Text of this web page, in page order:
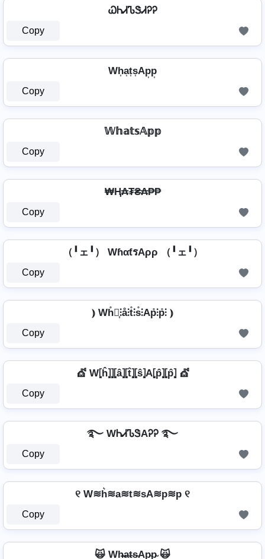
ᏇᏂᏗᏖᏕᏗᎮᎮ
Copy
Wh͎a͎t͎s͎Ap͎p͎
Copy
𝕎𝕙𝕒𝕥𝕤𝔸𝕡𝕡
Copy
₩Ⱨ₳₮₴₳₱₱
Copy
（╹ェ╹） WɦαƭรAρρ （╹ェ╹）
Copy
⦆ Wh̊⫶͎⫶å⫶t̊⫶s̊⫶Ap̊⫶p̊⫶ ⦆
Copy
💇️ W⦏ĥ⦎⦎⦏â⦎⦏t̂⦎⦏ŝ⦎A⦏p̂⦎⦏p̂⦎ 💇️
Copy
࿐ WᏂᏗᏖᏕAᎮᎮ ࿐
Copy
୧ W≋h͛≋a≋t≋sA≋p≋p ୧
Copy
🙀 Wh̴̶a̴t̴s̴Ap̴p̴ 🙀